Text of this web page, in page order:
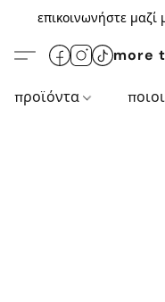
επικοινωνήστε μαζί
more
προϊόντα